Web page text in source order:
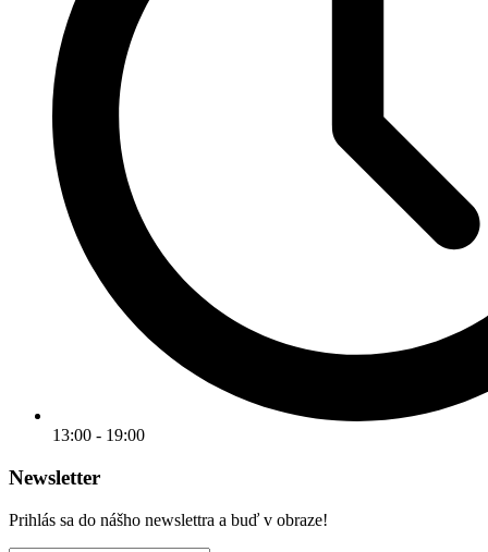
13:00 - 19:00
Newsletter
Prihlás sa do nášho newslettra a buď v obraze!